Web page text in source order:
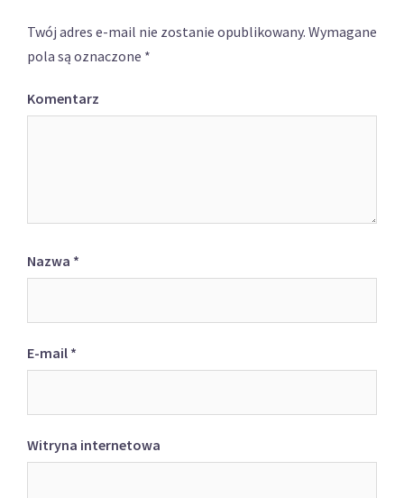
Twój adres e-mail nie zostanie opublikowany. Wymagane
pola są oznaczone *
Komentarz
Nazwa *
E-mail *
Witryna internetowa